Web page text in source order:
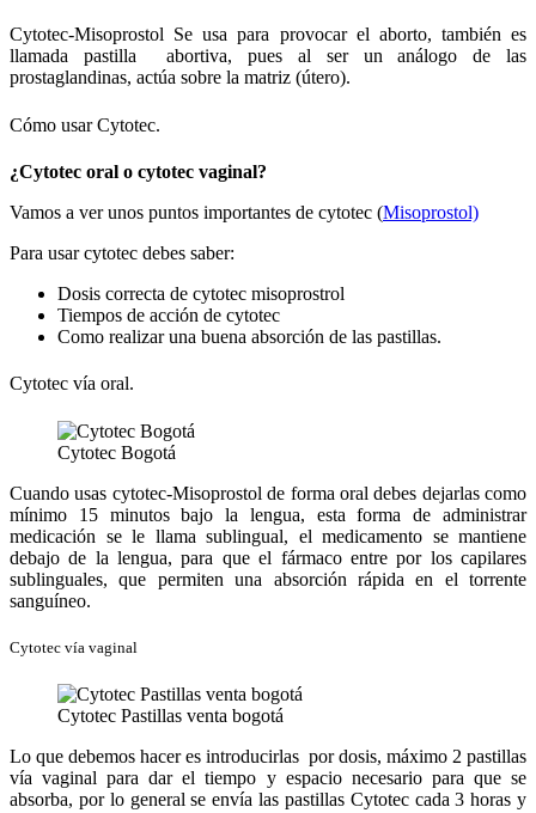
Cytotec-Misoprostol Se usa para provocar el aborto, también es
llamada pastilla abortiva, pues al ser un análogo de las
prostaglandinas, actúa sobre la matriz (útero).
Cómo usar Cytotec.
¿Cytotec oral o cytotec vaginal?
Vamos a ver unos puntos importantes de cytotec (Misoprostol)
Para usar cytotec debes saber:
Dosis correcta de cytotec misoprostrol
Tiempos de acción de cytotec
Como realizar una buena absorción de las pastillas.
Cytotec vía oral.
Cytotec Bogotá
Cuando usas cytotec-Misoprostol de forma oral debes dejarlas como
mínimo 15 minutos bajo la lengua, esta forma de administrar
medicación se le llama sublingual, el medicamento se mantiene
debajo de la lengua, para que el fármaco entre por los capilares
sublinguales, que permiten una absorción rápida en el torrente
sanguíneo.
Cytotec vía vaginal
Cytotec Pastillas venta bogotá
Lo que debemos hacer es introducirlas por dosis, máximo 2 pastillas
vía vaginal para dar el tiempo y espacio necesario para que se
absorba, por lo general se envía las pastillas Cytotec cada 3 horas y